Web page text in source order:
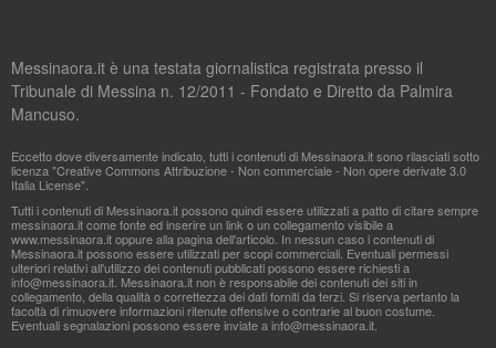
Messinaora.it è una testata giornalistica registrata presso il
Tribunale di Messina n. 12/2011 - Fondato e Diretto da Palmira
Mancuso.
Eccetto dove diversamente indicato, tutti i contenuti di Messinaora.it sono rilasciati sotto
licenza "Creative Commons Attribuzione - Non commerciale - Non opere derivate 3.0
Italia License".
Tutti i contenuti di Messinaora.it possono quindi essere utilizzati a patto di citare sempre
messinaora.it come fonte ed inserire un link o un collegamento visibile a
www.messinaora.it oppure alla pagina dell'articolo. In nessun caso i contenuti di
Messinaora.it possono essere utilizzati per scopi commerciali. Eventuali permessi
ulteriori relativi all'utilizzo dei contenuti pubblicati possono essere richiesti a
info@messinaora.it . Messinaora.it non è responsabile dei contenuti dei siti in
collegamento, della qualità o correttezza dei dati forniti da terzi. Si riserva pertanto la
facoltà di rimuovere informazioni ritenute offensive o contrarie al buon costume.
Eventuali segnalazioni possono essere inviate ainfo@messinaora.it